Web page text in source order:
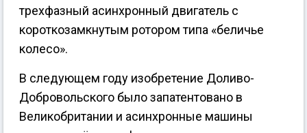
трехфазный асинхронный двигатель с
короткозамкнутым ротором типа «беличье
колесо».
В следующем году изобретение Доливо-
Добровольского было запатентовано в
Великобритании и асинхронные машины